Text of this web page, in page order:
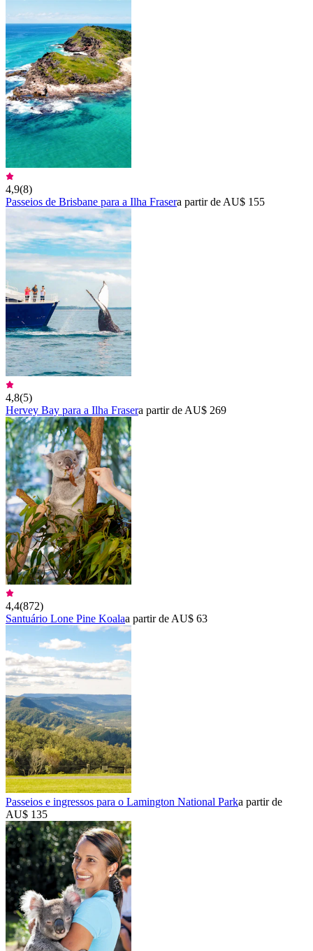
4,9(8)
Passeios de Brisbane para a Ilha Frasera partir de AU$ 155
4,8(5)
Hervey Bay para a Ilha Frasera partir de AU$ 269
4,4(872)
Santuário Lone Pine Koalaa partir de AU$ 63
Passeios e ingressos para o Lamington National Parka partir de
AU$ 135